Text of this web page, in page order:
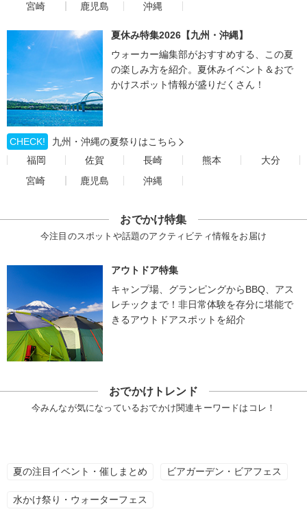
宮崎
鹿児島 沖縄
夏休み特集2026【九州・沖縄】
ウォーカー編集部がおすすめする、この夏
の楽しみ方を紹介。夏休みイベント＆おで
かけスポット情報が盛りだくさん！
CHECK!
九州・沖縄の夏祭りはこちら
福岡
佐賀 長崎 熊本
大分
宮崎
鹿児島 沖縄
おでかけ特集
今注目のスポットや話題のアクティビティ情報をお届け
アウトドア特集
キャンプ場、グランピングからBBQ、アス
レチックまで！非日常体験を存分に堪能で
きるアウトドアスポットを紹介
おでかけトレンド
今みんなが気になっているおでかけ関連キーワードはコレ！
夏の注目イベント・催しまとめ ビアガーデン・ビアフェス
水かけ祭り・ウォーターフェス